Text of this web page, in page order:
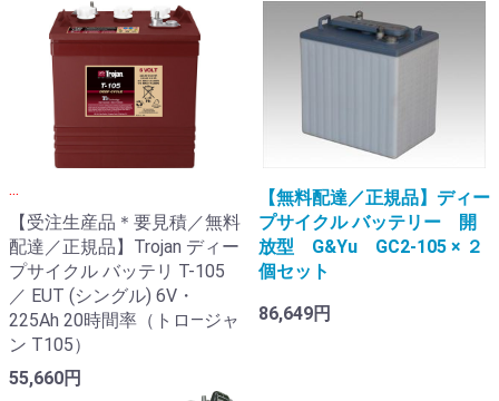
...
【受注生産品＊要見積／無料
配達／正規品】Trojan ディー
プサイクル バッテリ T-105
／ EUT (シングル) 6V・
225Ah 20時間率（トロ―ジャ
ン T105）
55,660円
【無料配達／正規品】ディー
プサイクル バッテリー 開
放型 G&Yu GC2-105 × ２
個セット
86,649円